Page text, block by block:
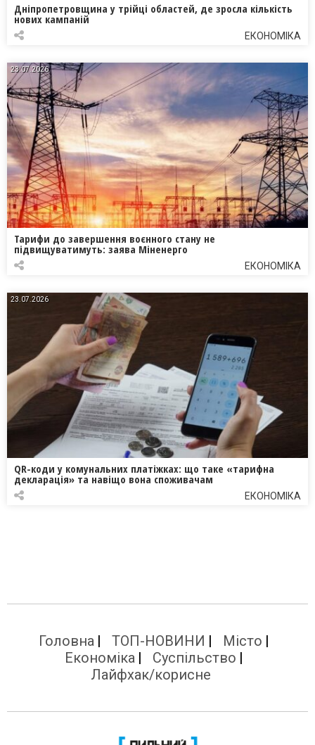
Дніпропетровщина у трійці областей, де зросла кількість
нових кампаній
ЕКОНОМІКА
23.07.2026
Тарифи до завершення воєнного стану не
підвищуватимуть: заява Міненерго
ЕКОНОМІКА
23.07.2026
QR-коди у комунальних платіжках: що таке «тарифна
декларація» та навіщо вона споживачам
ЕКОНОМІКА
Головна ТОП-НОВИНИ
Місто
Економіка
Суспільство
Лайфхак/корисне